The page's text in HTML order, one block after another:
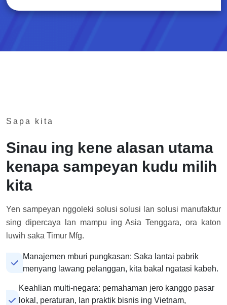
Sapa kita
Sinau ing kene alasan utama
kenapa sampeyan kudu milih
kita
Yen sampeyan nggoleki solusi solusi lan solusi manufaktur
sing dipercaya lan mampu ing Asia Tenggara, ora katon
luwih saka Timur Mfg.
Manajemen mburi pungkasan: Saka lantai pabrik
menyang lawang pelanggan, kita bakal ngatasi kabeh.
Keahlian multi-negara: pemahaman jero kanggo pasar
lokal, peraturan, lan praktik bisnis ing Vietnam,